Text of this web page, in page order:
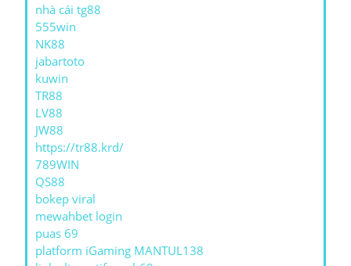
nhà cái tg88
555win
NK88
jabartoto
kuwin
TR88
LV88
JW88
https://tr88.krd/
789WIN
QS88
bokep viral
mewahbet login
puas 69
platform iGaming MANTUL138